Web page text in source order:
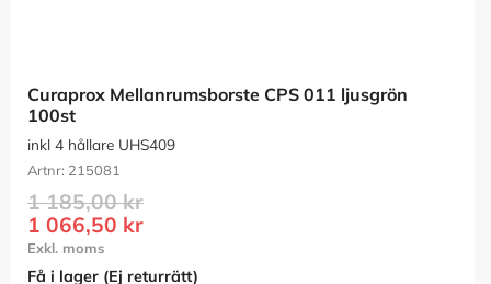
Curaprox Mellanrumsborste CPS 011 ljusgrön
100st
inkl 4 hållare UHS409
215081
1 066,50 kr
1 185,00kr
Få i lager (Ej returrätt)